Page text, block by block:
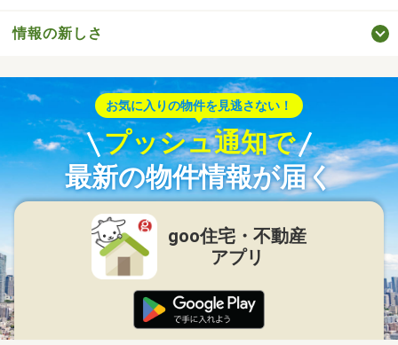
情報の新しさ
お気に入りの物件を見逃さない！
プッシュ通知で
最新の物件情報が届く
goo住宅・不動産
アプリ